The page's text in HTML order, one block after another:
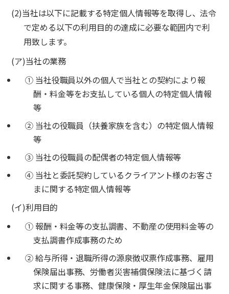
(2)当社は以下に記載する特定個人情報等を取得し、法令
で定める以下の利用目的の達成に必要な範囲内で利
用致します。
(ア)当社の業務
① 当社役職員以外の個人で当社との契約により報
酬・料金等をお支払している個人の特定個人情報
等
② 当社の役職員（扶養家族を含む）の特定個人情報
等
③ 当社の役職員の配偶者の特定個人情報等
④ 当社と委託契約しているクライアント様のお客さ
まに関する特定個人情報等
(イ)利用目的
① 報酬・料金等の支払調書、不動産の使用料金等の
支払調書作成事務のため
② 給与所得・退職所得の源泉徴収票作成事務、雇用
保険届出事務、労働者災害補償保険法に基づく請
求に関する事務、健康保険・厚生年金保険届出事